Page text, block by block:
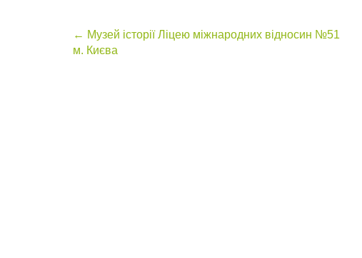
Post
← Музей історії Ліцею міжнародних відносин №51
м. Києва